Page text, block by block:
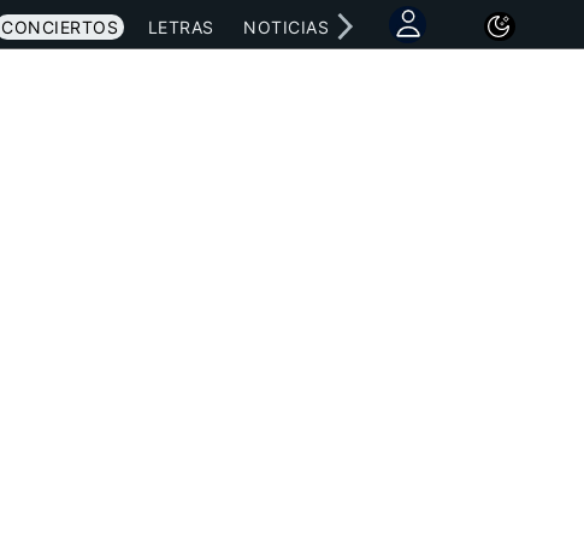
CONCIERTOS LETRAS NOTICIAS